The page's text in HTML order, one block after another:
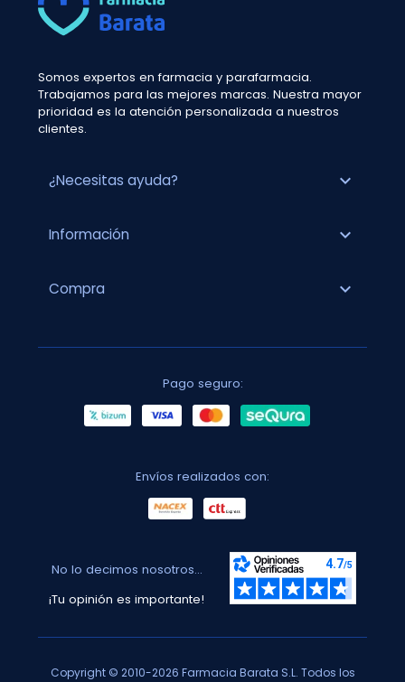
Somos expertos en farmacia y parafarmacia.
Trabajamos para las mejores marcas. Nuestra mayor
prioridad es la atención personalizada a nuestros
clientes.
¿Necesitas ayuda? expand_more
Información expand_more
Compra expand_more
Pago seguro:
Envíos realizados con:
No lo decimos nosotros...
¡Tu opinión es importante!
Copyright © 2010-2026 Farmacia Barata S.L. Todos los